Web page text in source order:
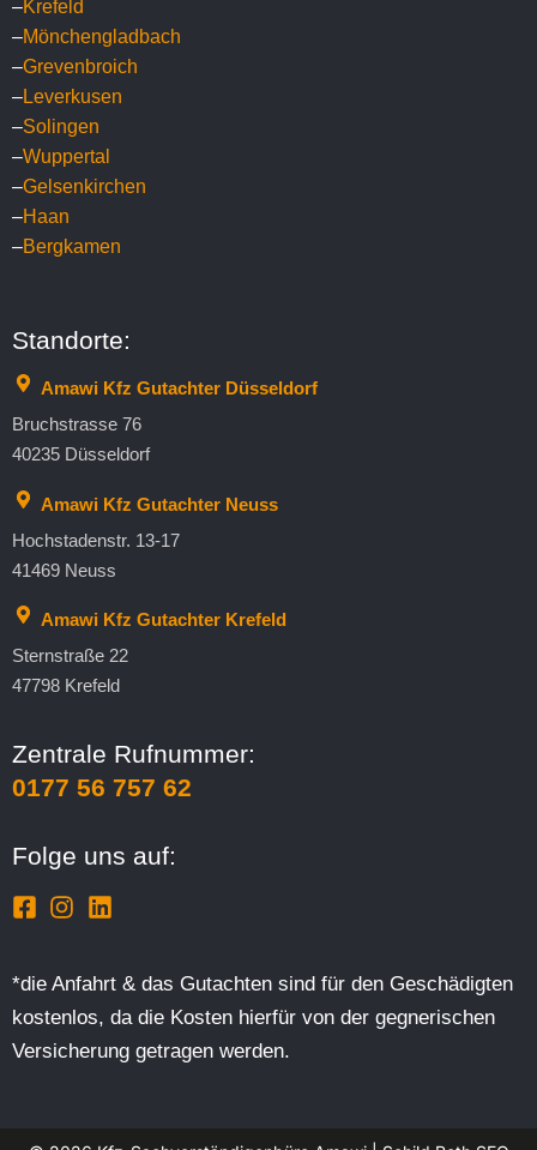
–Krefeld
–Mönchengladbach
–Grevenbroich
–Leverkusen
–Solingen
–Wuppertal
–Gelsenkirchen
–Haan
–Bergkamen
Standorte:
Amawi Kfz Gutachter Düsseldorf
Bruchstrasse 76
40235 Düsseldorf
Amawi Kfz Gutachter Neuss
Hochstadenstr. 13-17
41469 Neuss
Amawi Kfz Gutachter Krefeld
Sternstraße 22
47798 Krefeld
Zentrale Rufnummer:
0177 56 757 62
Folge uns auf:
*die Anfahrt & das Gutachten sind für den Geschädigten
kostenlos, da die Kosten hierfür von der gegnerischen
Versicherung getragen werden.